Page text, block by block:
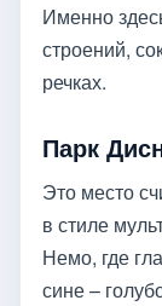
Именно
строений,
речках.
Парк
Это место
в стиле
Немо, где
сине –